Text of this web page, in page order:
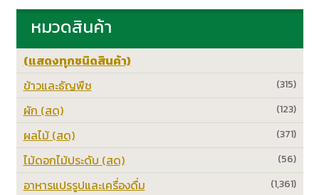
หมวดสินค้า
(แสดงทุกชนิดสินค้า)
(315)
ข้าวและธัญพืช
(123)
ผัก (สด)
(371)
ผลไม้ (สด)
(56)
ไม้ดอกไม้ประดับ (สด)
(1,361)
อาหารแปรรูปและเครื่องดื่ม